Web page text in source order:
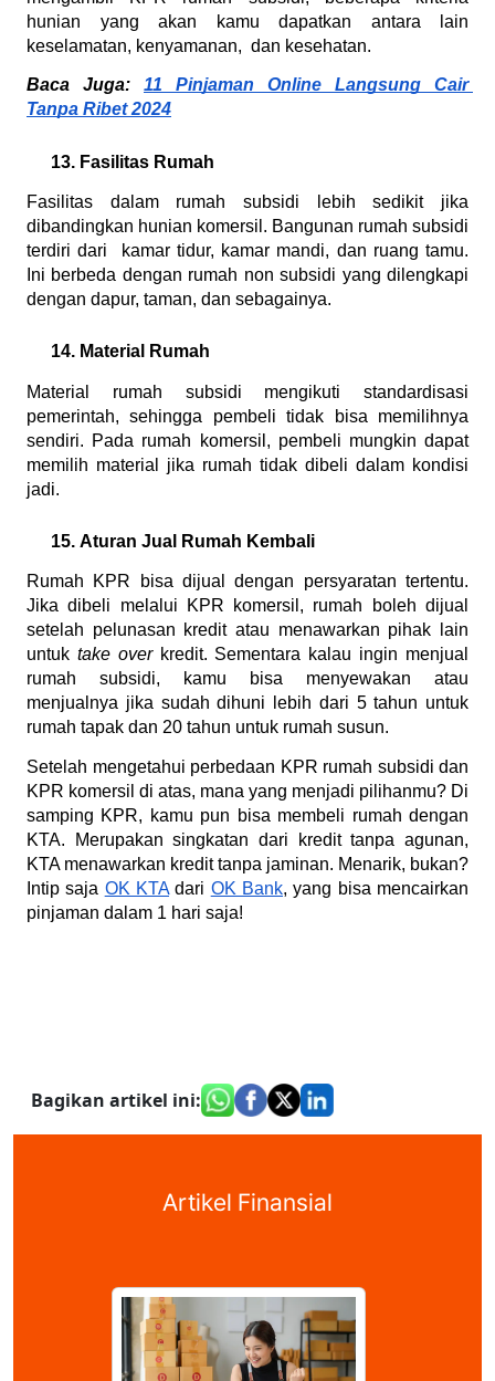
hunian yang akan kamu dapatkan antara lain
keselamatan, kenyamanan,  dan kesehatan.
Baca Juga: 11 Pinjaman Online Langsung Cair
Tanpa Ribet 2024
Fasilitas Rumah
Fasilitas dalam rumah subsidi lebih sedikit jika
dibandingkan hunian komersil. Bangunan rumah subsidi
terdiri dari  kamar tidur, kamar mandi, dan ruang tamu.
Ini berbeda dengan rumah non subsidi yang dilengkapi
dengan dapur, taman, dan sebagainya.
Material Rumah
Material rumah subsidi mengikuti standardisasi
pemerintah, sehingga pembeli tidak bisa memilihnya
sendiri. Pada rumah komersil, pembeli mungkin dapat
memilih material jika rumah tidak dibeli dalam kondisi
jadi.
Aturan Jual Rumah Kembali
Rumah KPR bisa dijual dengan persyaratan tertentu.
Jika dibeli melalui KPR komersil, rumah boleh dijual
setelah pelunasan kredit atau menawarkan pihak lain
untuk take over kredit. Sementara kalau ingin menjual
rumah subsidi, kamu bisa menyewakan atau
menjualnya jika sudah dihuni lebih dari 5 tahun untuk
rumah tapak dan 20 tahun untuk rumah susun.
Setelah mengetahui perbedaan KPR rumah subsidi dan
KPR komersil di atas, mana yang menjadi pilihanmu? Di
samping KPR, kamu pun bisa membeli rumah dengan
KTA. Merupakan singkatan dari kredit tanpa agunan,
KTA menawarkan kredit tanpa jaminan. Menarik, bukan?
Intip saja OK KTA dari OK Bank, yang bisa mencairkan
pinjaman dalam 1 hari saja!
Bagikan artikel ini:
Artikel Finansial